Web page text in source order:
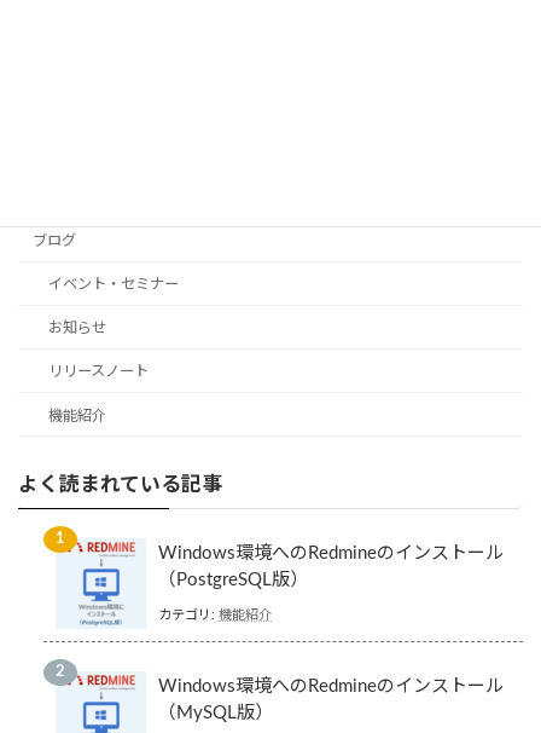
ブログ
イベント・セミナー
お知らせ
リリースノート
機能紹介
よく読まれている記事
Windows環境へのRedmineのインストール
（PostgreSQL版）
カテゴリ: 機能紹介
Windows環境へのRedmineのインストール
（MySQL版）